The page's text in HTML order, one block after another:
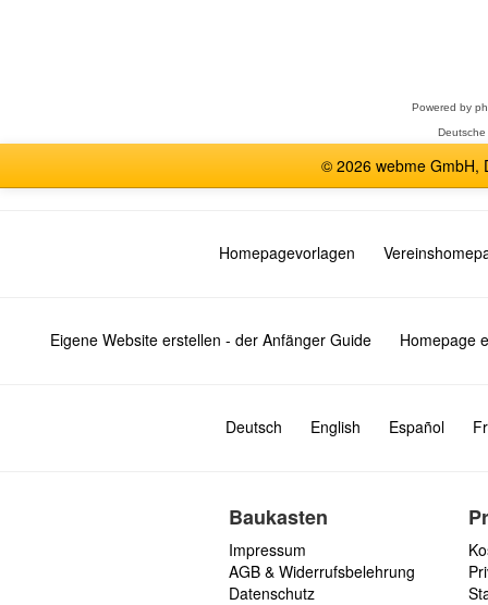
Powered by
© 2026 webme GmbH,
Homepagevorlagen
Eigene Website erstellen - der Anfänger Guide Homepage
Deutsch English Español
Baukasten
Impressum
AGB & Widerrufsbelehrung
Datenschutz